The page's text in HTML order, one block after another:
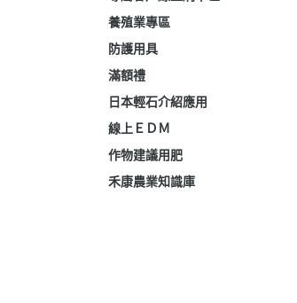
養殖業專區
防護用具
滿額禮
日本輕石介紹應用
線上ＥＤＭ
作物建議用肥
禾康農業知識庫